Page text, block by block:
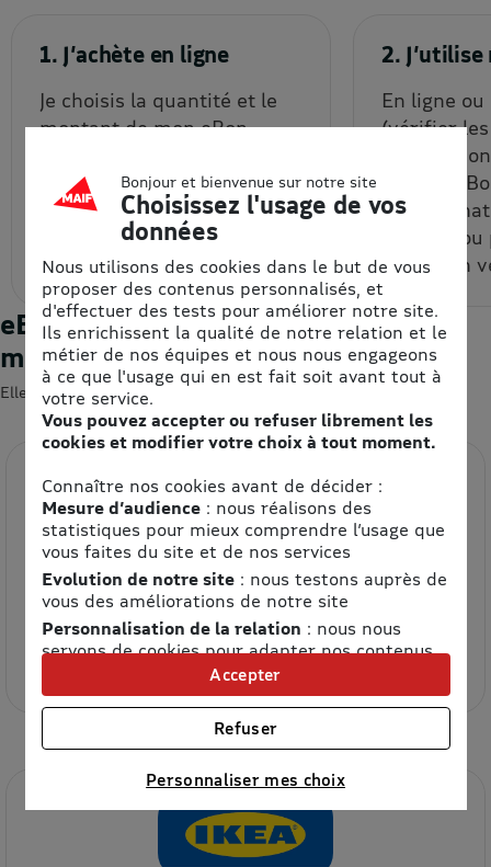
1. J’achète en ligne
Je choisis la quantité et le
montant de mon eBon
reçois par email et/ou que
je récupère depuis mon
espace personnel.
2.
En ligne
(vérifier
chaque
bon
un code
code à un
eBons d'achats : les enseignes du
moment
Elles devraient vous intéresser 😍
Etam
8.5% de remise
Bonjour et bienvenue sur notre site
Choisissez l'usage de vos
données
Nous utilisons des cookies dans le but de vous
proposer des contenus personnalisés, et
d'effectuer des tests pour améliorer notre site.
Ils enrichissent la qualité de notre relation et le
métier de nos équipes et nous nous engageons
à ce que l'usage qui en est fait soit avant tout à
votre service.
Vous pouvez accepter ou refuser librement les
cookies et modifier votre choix à tout moment.
Connaître nos cookies avant de décider :
Mesure d’audience: nous réalisons des
statistiques pour mieux comprendre l’usage que
vous faites du site et de nos services
Evolution de notre site: nous testons auprès de
vous des améliorations de notre site
Personnalisation de la relation : nous nous
servons de cookies pour adapter nos contenus
et personnaliser nos offres
Univers publicitaire: nous utilisons avec nos
partenaires des cookies pour afficher des
publicités personnalisées
Connaître notre politique cookies et la liste de nos
Personnaliser mes choix
Refuser
Accepter